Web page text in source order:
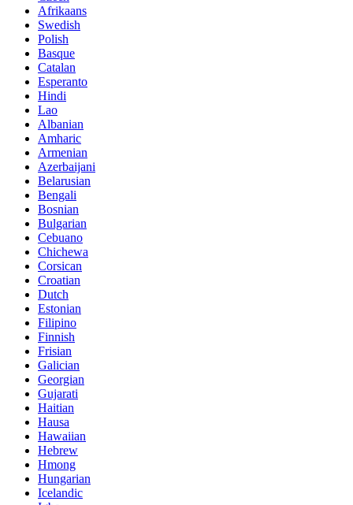
Afrikaans
Swedish
Polish
Basque
Catalan
Esperanto
Hindi
Lao
Albanian
Amharic
Armenian
Azerbaijani
Belarusian
Bengali
Bosnian
Bulgarian
Cebuano
Chichewa
Corsican
Croatian
Dutch
Estonian
Filipino
Finnish
Frisian
Galician
Georgian
Gujarati
Haitian
Hausa
Hawaiian
Hebrew
Hmong
Hungarian
Icelandic